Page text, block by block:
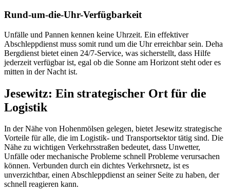
Rund-um-die-Uhr-Verfügbarkeit
Unfälle und Pannen kennen keine Uhrzeit. Ein effektiver
Abschleppdienst muss somit rund um die Uhr erreichbar sein. Deha
Bergdienst bietet einen 24/7-Service, was sicherstellt, dass Hilfe
jederzeit verfügbar ist, egal ob die Sonne am Horizont steht oder es
mitten in der Nacht ist.
Jesewitz: Ein strategischer Ort für die
Logistik
In der Nähe von Hohenmölsen gelegen, bietet Jesewitz strategische
Vorteile für alle, die im Logistik- und Transportsektor tätig sind. Die
Nähe zu wichtigen Verkehrsstraßen bedeutet, dass Unwetter,
Unfälle oder mechanische Probleme schnell Probleme verursachen
können. Verbunden durch ein dichtes Verkehrsnetz, ist es
unverzichtbar, einen Abschleppdienst an seiner Seite zu haben, der
schnell reagieren kann.